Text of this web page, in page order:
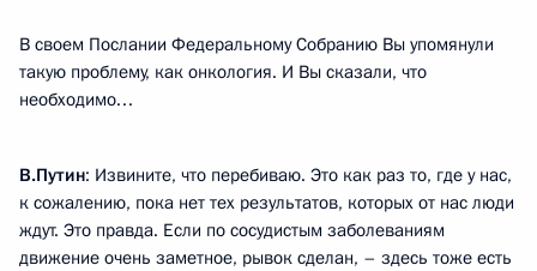
В своем Послании Федеральному Собранию Вы упомянули
такую проблему, как онкология. И Вы сказали, что
необходимо…
В.Путин: Извините, что перебиваю. Это как раз то, где у нас,
к сожалению, пока нет тех результатов, которых от нас люди
ждут. Это правда. Если по сосудистым заболеваниям
движение очень заметное, рывок сделан, – здесь тоже есть